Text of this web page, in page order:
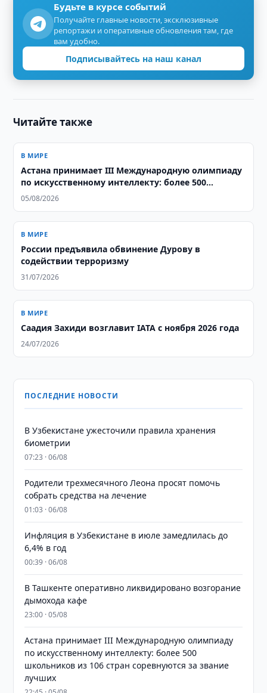
Будьте в курсе событий
Получайте главные новости, эксклюзивные
репортажи и оперативные обновления там, где
вам удобно.
Подписывайтесь на наш канал
Читайте также
В МИРЕ
Астана принимает III Международную олимпиаду
по искусственному интеллекту: более 500
школьников из 106 стран соревнуются за звание
05/08/2026
В МИРЕ
России предъявила обвинение Дурову в
содействии терроризму
31/07/2026
В МИРЕ
Саадия Захиди возглавит IATA с ноября 2026 года
24/07/2026
ПОСЛЕДНИЕ НОВОСТИ
В Узбекистане ужесточили правила хранения
биометрии
07:23 · 06/08
Родители трехмесячного Леона просят помочь
собрать средства на лечение
01:03 · 06/08
Инфляция в Узбекистане в июле замедлилась до
6,4% в год
00:39 · 06/08
В Ташкенте оперативно ликвидировано возгорание
дымохода кафе
23:00 · 05/08
Астана принимает III Международную олимпиаду
по искусственному интеллекту: более 500
школьников из 106 стран соревнуются за звание
лучших